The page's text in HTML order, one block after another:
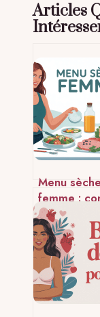
Articles
Menu sèche
femme :
un
alimentaire
efficace et